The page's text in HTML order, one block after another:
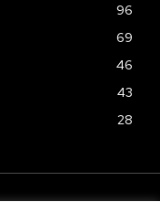
96
69
46
43
28